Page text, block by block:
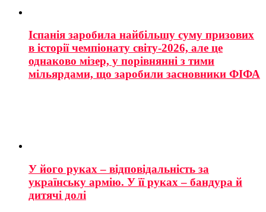
Іспанія заробила найбільшу суму призових
в історії чемпіонату світу-2026, але це
однаково мізер, у порівнянні з тими
мільярдами, що заробили засновники ФІФА
У його руках – відповідальність за
українську армію. У її руках – бандура й
дитячі долі